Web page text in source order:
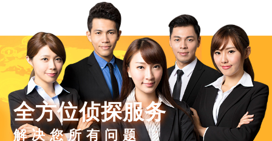
全方位侦探服务
解决您所有问题